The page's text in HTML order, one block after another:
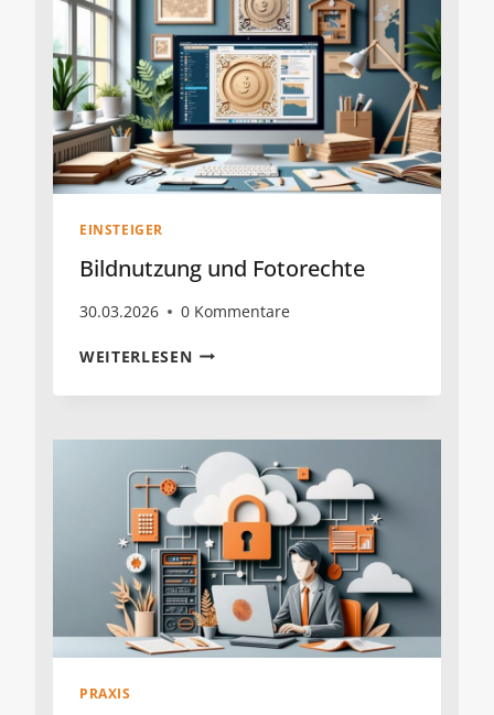
EINSTEIGER
Bildnutzung und Fotorechte
30.03.2026 0 Kommentare
WEITERLESENBILDNUTZUNG
FOTORECHTE
PRAXIS